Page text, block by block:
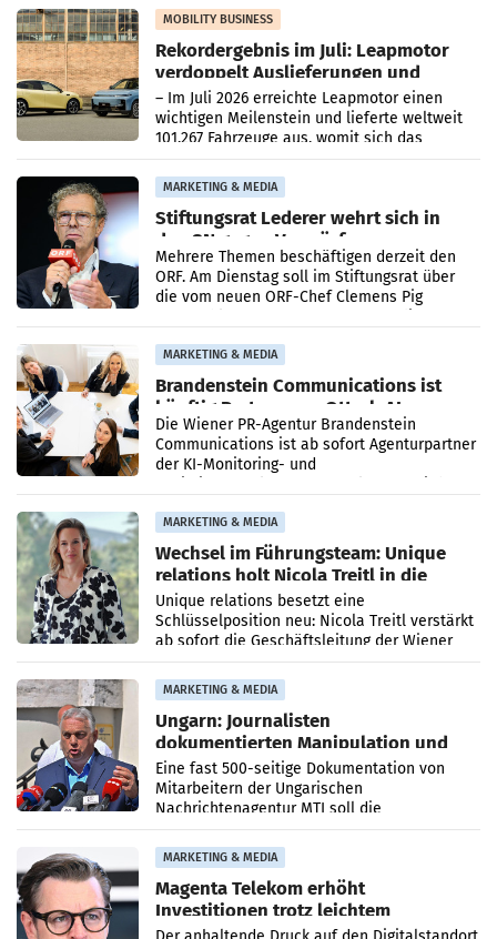
Bundeskartellanwalt
MOBILITY BUSINESS
Rekordergebnis im Juli: Leapmotor
verdoppelt Auslieferungen und
überschreitet die 100.000er-Marke
– Im Juli 2026 erreichte Leapmotor einen
wichtigen Meilenstein und lieferte weltweit
101.267 Fahrzeuge aus, womit sich das
Ergebnis gegenüber Juli 2025 mehr als
verdoppelte (+102
MARKETING & MEDIA
Stiftungsrat Lederer wehrt sich in
den SN gegen Vorwürfe
Mehrere Themen beschäftigen derzeit den
ORF. Am Dienstag soll im Stiftungsrat über
die vom neuen ORF-Chef Clemens Pig
MARKETING & MEDIA
Brandenstein Communications ist
künftig Partner von OtterlyAI
Die Wiener PR-Agentur Brandenstein
Communications ist ab sofort Agenturpartner
der KI-Monitoring- und
MARKETING & MEDIA
Wechsel im Führungsteam: Unique
relations holt Nicola Treitl in die
Geschäftsleitung
Unique relations besetzt eine
Schlüsselposition neu: Nicola Treitl verstärkt
ab sofort die Geschäftsleitung der Wiener
PR-Agentur an der Seite von Josef Kalina und
Anna Kalina-Mahr.
MARKETING & MEDIA
Ungarn: Journalisten
dokumentierten Manipulation und
Zensur
Eine fast 500-seitige Dokumentation von
Mitarbeitern der Ungarischen
Nachrichtenagentur MTI soll die
systematische Nachrichten-Manipulation und
Zensur bei der Agentur während der Zeit
MARKETING & MEDIA
Magenta Telekom erhöht
Investitionen trotz leichtem
Umsatzrückgang